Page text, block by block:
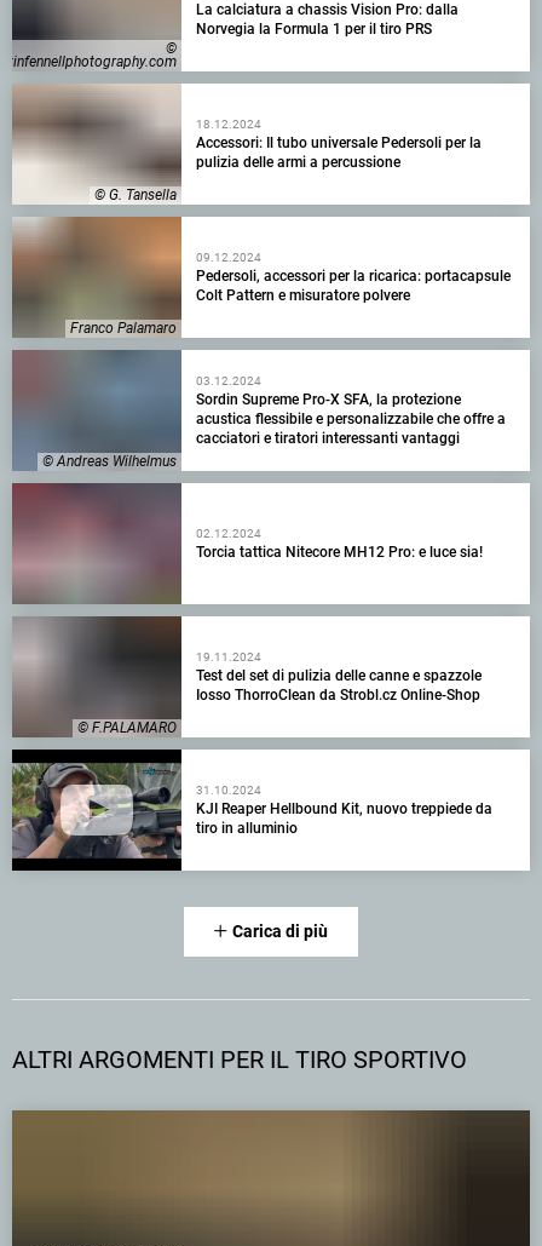
©
La calciatura a chassis Vision Pro: dalla
Norvegia la Formula 1 per il tiro PRS
© G. Tansella
18.12.2024
Accessori: Il tubo universale Pedersoli per la
pulizia delle armi a percussione
Franco Palamaro
09.12.2024
Pedersoli, accessori per la ricarica: portacapsule
Colt Pattern e misuratore polvere
© Andreas Wilhelmus
03.12.2024
Sordin Supreme Pro-X SFA, la protezione
acustica flessibile e personalizzabile che offre a
cacciatori e tiratori interessanti vantaggi
02.12.2024
Torcia tattica Nitecore MH12 Pro: e luce sia!
© F.PALAMARO
19.11.2024
Test del set di pulizia delle canne e spazzole
Iosso ThorroClean da Strobl.cz Online-Shop
31.10.2024
KJI Reaper Hellbound Kit, nuovo treppiede da
tiro in alluminio
Carica di più
ALTRI ARGOMENTI PER IL TIRO SPORTIVO